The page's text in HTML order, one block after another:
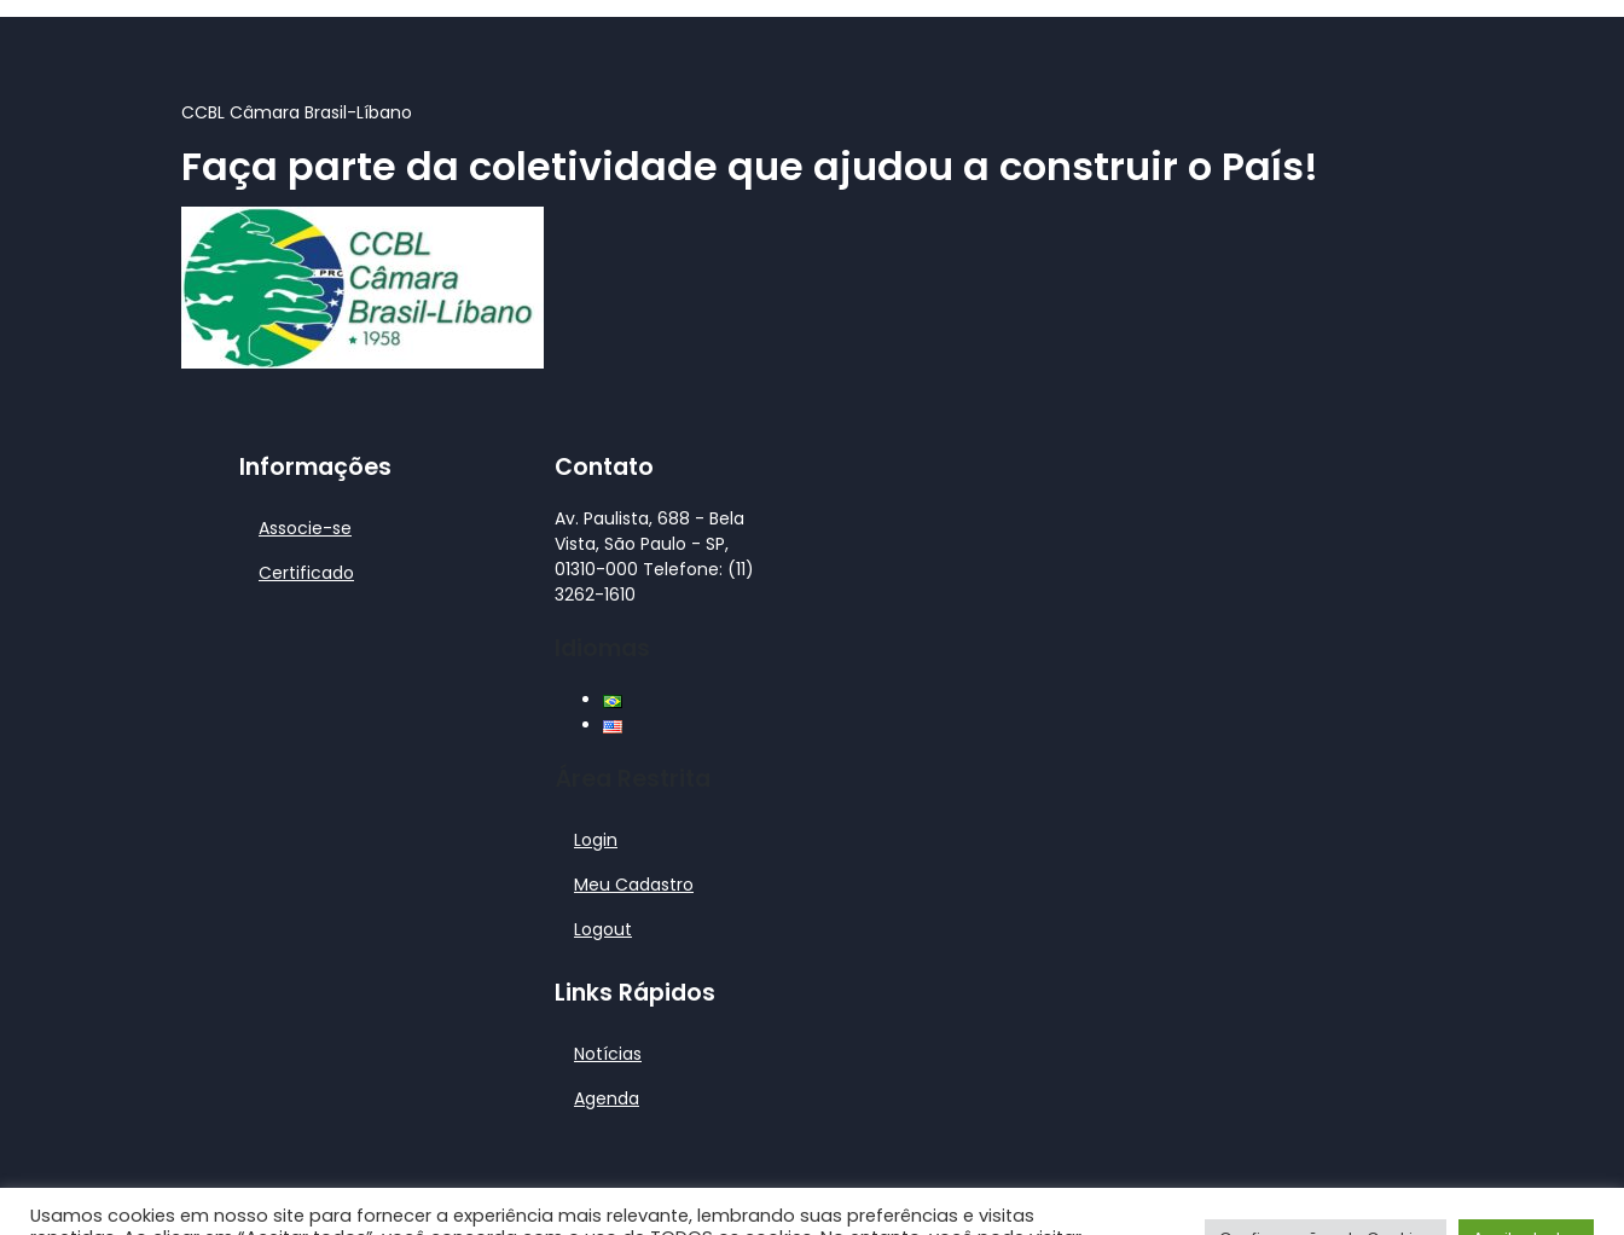
CCBL Câmara Brasil-Líbano
Faça parte da coletividade que ajudou a construir o País!
Informações
Associe-se
Certificado
Contato
Av. Paulista, 688 - Bela
Vista, São Paulo - SP,
01310-000 Telefone: (11)
3262-1610
Login
Meu Cadastro
Logout
Links Rápidos
Notícias
Agenda
© 2026CCBL Câmara Brasil-Líbano |Bootstrap Wordpress Theme
Usamos cookies em nosso site para fornecer a experiência mais relevante, lembrando suas preferências e visitas